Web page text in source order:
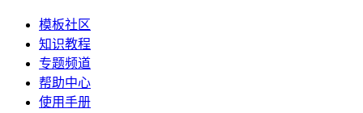
模板社区
知识教程
专题频道
帮助中心
使用手册